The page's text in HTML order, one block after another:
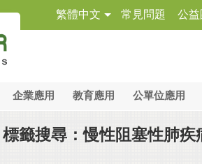
繁體中文 常見問題 公益
企業應用 教育應用 公單位應用
標籤搜尋：慢性阻塞性肺疾